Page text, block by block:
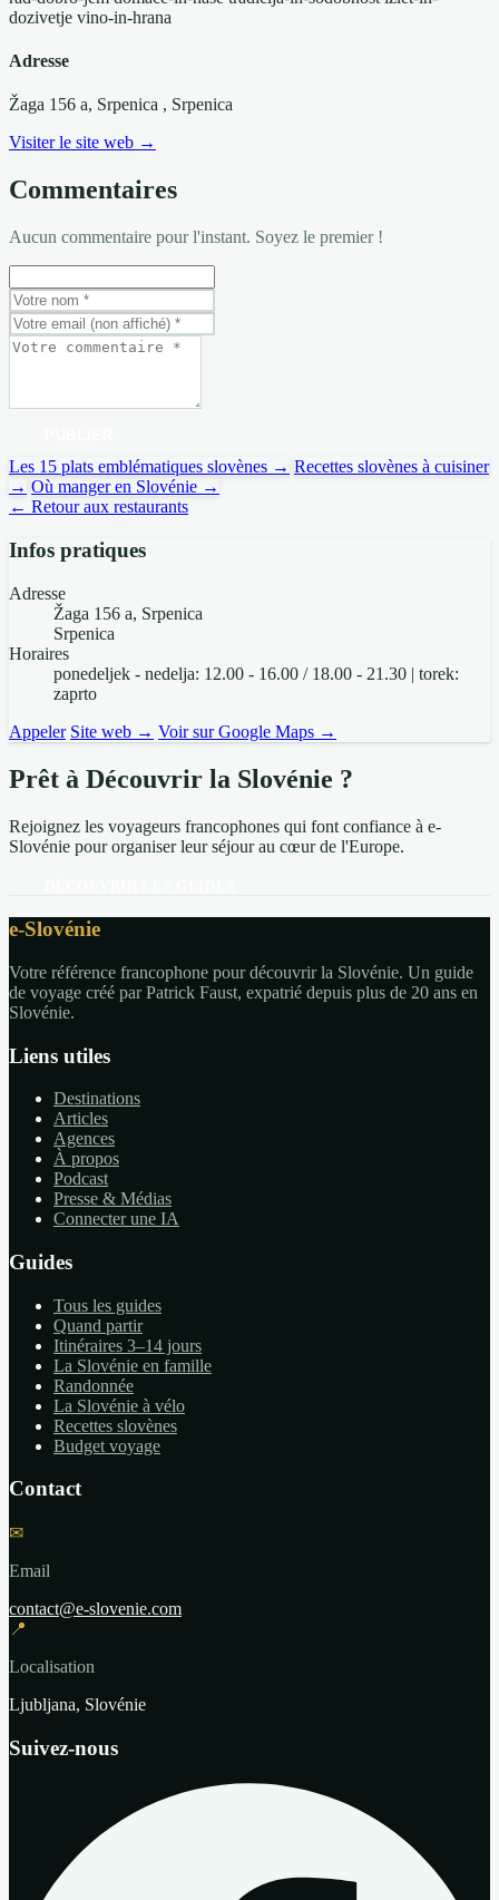
dozivetje vino-in-hrana
Adresse
Žaga 156 a, Srpenica , Srpenica
Visiter le site web →
Commentaires
Aucun commentaire pour l'instant. Soyez le premier !
Les 15 plats emblématiques slovènes → Recettes slovènes à cuisiner
→ Où manger en Slovénie →
← Retour aux restaurants
Infos pratiques
Adresse
Žaga 156 a, Srpenica
Srpenica
Horaires
ponedeljek - nedelja: 12.00 - 16.00 / 18.00 - 21.30 | torek:
zaprto
Appeler Site web → Voir sur Google Maps →
Prêt à Découvrir la Slovénie ?
Rejoignez les voyageurs francophones qui font confiance à e-
Slovénie pour organiser leur séjour au cœur de l'Europe.
e-Slovénie
Votre référence francophone pour découvrir la Slovénie. Un guide
de voyage créé par Patrick Faust, expatrié depuis plus de 20 ans en
Slovénie.
Liens utiles
Destinations
Articles
Agences
À propos
Podcast
Presse & Médias
Connecter une IA
Guides
Tous les guides
Quand partir
Itinéraires 3–14 jours
La Slovénie en famille
Randonnée
La Slovénie à vélo
Recettes slovènes
Budget voyage
Contact
✉
Email
contact@e-slovenie.com
📍
Localisation
Ljubljana, Slovénie
Suivez-nous